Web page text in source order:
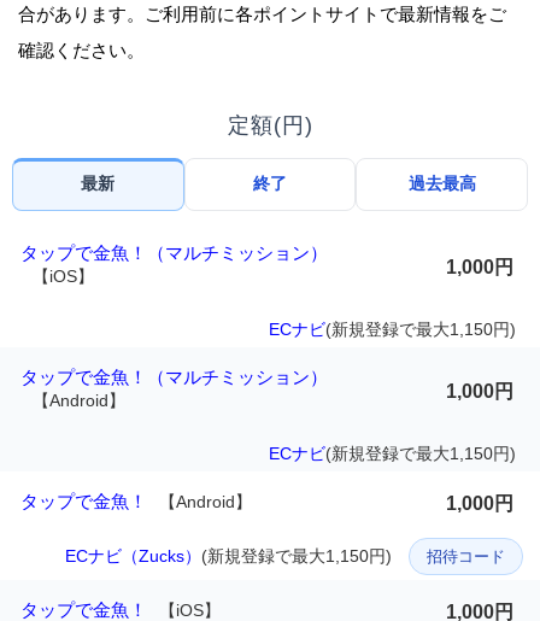
合があります。ご利用前に各ポイントサイトで最新情報をご
確認ください。
定額(円)
最新 終了 過去最高
タップで金魚！（マルチミッション）
【iOS】 1,000円
ECナビ(新規登録で最大1,150円)
タップで金魚！（マルチミッション）
【Android】 1,000円
ECナビ(新規登録で最大1,150円)
タップで金魚！ 【Android】 1,000円
ECナビ（Zucks） (新規登録で最大1,150円) 招待コード
タップで金魚！ 【iOS】 1,000円